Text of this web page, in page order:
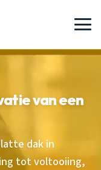
van een
dak in
tot voltooiing,